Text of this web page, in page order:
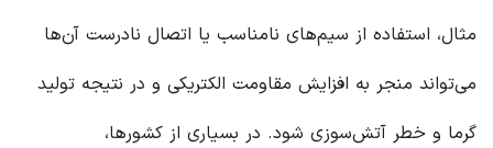
مثال، استفاده از سیم‌های نامناسب یا اتصال نادرست آن‌ها
می‌تواند منجر به افزایش مقاومت الکتریکی و در نتیجه تولید
گرما و خطر آتش‌سوزی شود. در بسیاری از کشورها،